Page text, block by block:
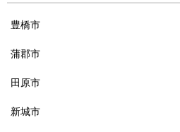
豊橋市
蒲郡市
田原市
新城市